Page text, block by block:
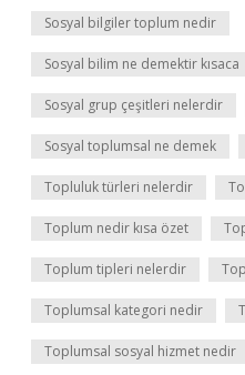
Sosyal bilgiler toplum nedir
Sosyal bilim ne demektir kısaca
Sosyal grup çeşitleri nelerdir
Sosyal toplumsal ne demek
Topluluk türleri nelerdir
Toplum nedir kısa özet
Toplum tipleri nelerdir
Toplumsal kategori nedir
Toplumsal sosyal hizmet nedir